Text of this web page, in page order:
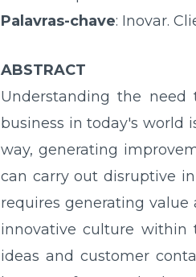
Palavras-chave: Inovar.
ABSTRACT
Understanding the
business in today's world
way, generating
can carry out disruptive
requires generating
innovative culture within
ideas and customer